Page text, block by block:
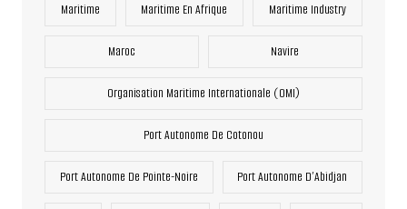
Maritime Maritime En Afrique Maritime Industry
Maroc Navire
Organisation Maritime Internationale (OMI)
Port Autonome De Cotonou
Port Autonome De Pointe-Noire Port Autonome D’Abidjan